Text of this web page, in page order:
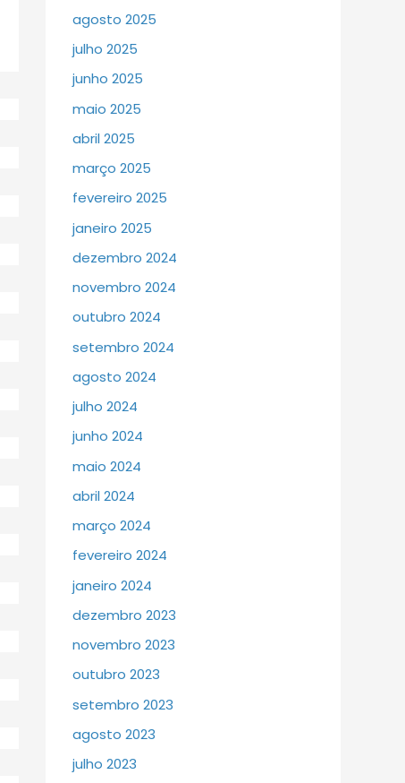
agosto 2025
julho 2025
junho 2025
maio 2025
abril 2025
março 2025
fevereiro 2025
janeiro 2025
dezembro 2024
novembro 2024
outubro 2024
setembro 2024
agosto 2024
julho 2024
junho 2024
maio 2024
abril 2024
março 2024
fevereiro 2024
janeiro 2024
dezembro 2023
novembro 2023
outubro 2023
setembro 2023
agosto 2023
julho 2023